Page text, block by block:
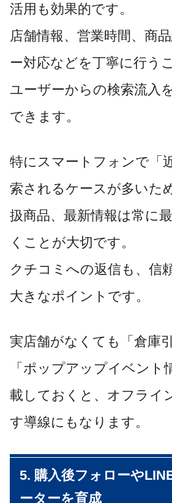
活用も効果的です。
店舗情報、営業時間、商
ー対応などを丁寧に行う
ユーザーからの検索流入
できます。
特にスマートフォンで「
索されるケースが多いた
扱商品、最新情報は常に
くことが大切です。
クチコミへの返信も、信
大きなポイントです。
実店舗がなくても「倉庫
「ポップアップイベント
載しておくと、オフライ
す導線にもなります。
5. 購入後フォローや
ーターを育成